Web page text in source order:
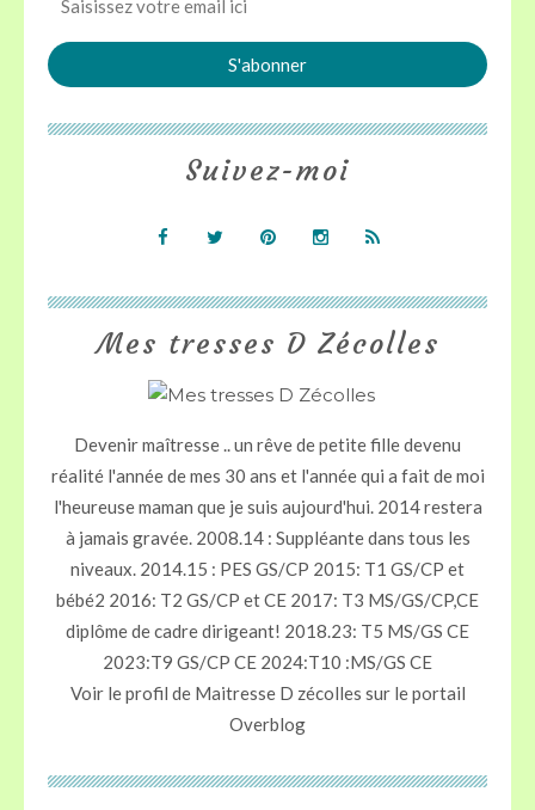
Mes tresses D Zécolles
Devenir maîtresse .. un rêve de petite fille devenu
réalité l'année de mes 30 ans et l'année qui a fait de moi
l'heureuse maman que je suis aujourd'hui. 2014 restera
à jamais gravée. 2008.14 : Suppléante dans tous les
niveaux. 2014.15 : PES GS/CP 2015: T1 GS/CP et
bébé2 2016: T2 GS/CP et CE 2017: T3 MS/GS/CP,CE
diplôme de cadre dirigeant! 2018.23: T5 MS/GS CE
2023:T9 GS/CP CE 2024:T10 :MS/GS CE
Voir le profil de Maitresse D zécolles sur le portail
Overblog
Suivez-moi